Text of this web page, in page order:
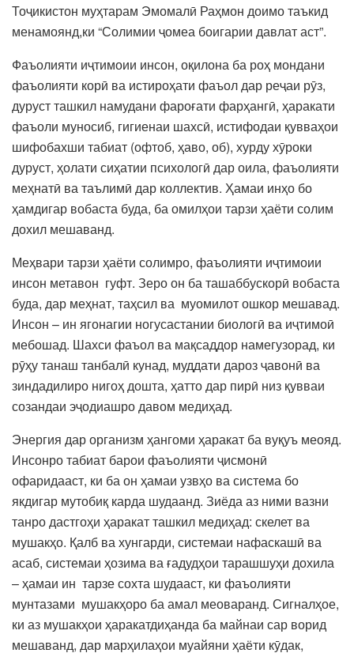
Тоҷикистон муҳтарам Эмомалӣ Раҳмон доимо таъкид
менамоянд,ки “Солимии ҷомеа боигарии давлат аст”.
Фаъолияти иҷтимоии инсон, оқилона ба роҳ мондани
фаъолияти корӣ ва истироҳати фаъол дар реҷаи рӯз,
дуруст ташкил намудани фароғати фарҳангӣ, ҳаракати
фаъоли муносиб, гигиенаи шахсӣ, истифодаи қувваҳои
шифобахши табиат (офтоб, ҳаво, об), хурду хӯроки
дуруст, ҳолати сиҳатии психологӣ дар оила, фаъолияти
меҳнатӣ ва таълимӣ дар коллектив. Ҳамаи инҳо бо
ҳамдигар вобаста буда, ба омилҳои тарзи ҳаёти солим
дохил мешаванд.
Меҳвари тарзи ҳаёти солимро, фаъолияти иҷтимоии
инсон метавон гуфт. Зеро он ба ташаббускорӣ вобаста
буда, дар меҳнат, таҳсил ва муомилот ошкор мешавад.
Инсон – ин ягонагии ногусастании биологӣ ва иҷтимоӣ
мебошад. Шахси фаъол ва мақсаддор намегузорад, ки
рӯҳу танаш танбалӣ кунад, муддати дароз ҷавонӣ ва
зиндадилиро нигоҳ дошта, ҳатто дар пирӣ низ қувваи
созандаи эҷодиашро давом медиҳад.
Энергия дар организм ҳангоми ҳаракат ба вуқуъ меояд.
Инсонро табиат барои фаъолияти ҷисмонӣ
офаридааст, ки ба он ҳамаи узвҳо ва система бо
якдигар мутобиқ карда шудаанд. Зиёда аз ними вазни
танро дастгоҳи ҳаракат ташкил медиҳад: скелет ва
мушакҳо. Қалб ва хунгарди, системаи нафаскашӣ ва
асаб, системаи ҳозима ва ғадудҳои тарашшуҳи дохила
– ҳамаи ин тарзе сохта шудааст, ки фаъолияти
мунтазами мушакҳоро ба амал меоваранд. Сигналҳое,
ки аз мушакҳои ҳаракатдиҳанда ба майнаи сар ворид
мешаванд, дар марҳилаҳои муайяни ҳаёти кӯдак,